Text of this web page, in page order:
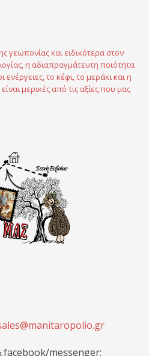
γεωπονίας και ειδικότερα στον
η αδιαπραγμάτευτη ποιότητα
το κέφι, το μεράκι και η
μερικές από τις αξίες που μας
facebook/messenger: